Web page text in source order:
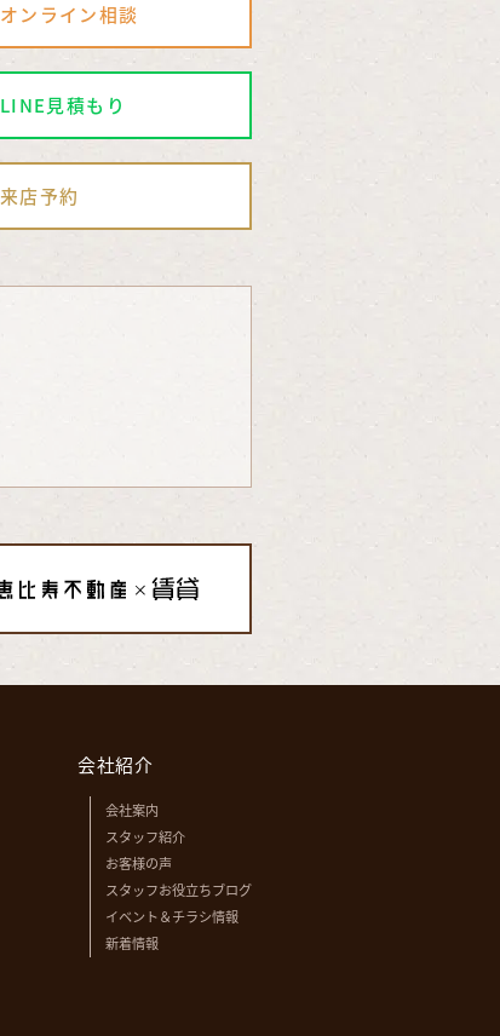
オンライン相談
LINE見積もり
来店予約
会社紹介
会社案内
スタッフ紹介
お客様の声
スタッフお役立ちブログ
イベント＆チラシ情報
新着情報